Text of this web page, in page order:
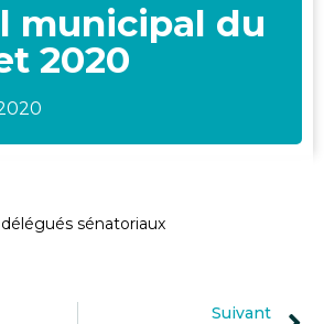
municipal du
2020
sénatoriaux
Suivant